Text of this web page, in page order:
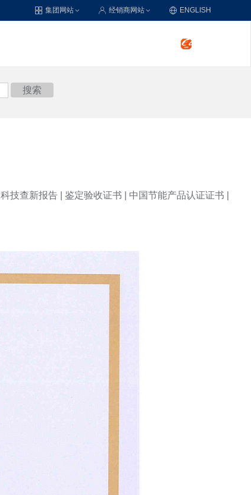
集团网站 经销商网站 ENGLISH
搜索
科技查新报告| 鉴定验收证书 中国节能产品认证证书